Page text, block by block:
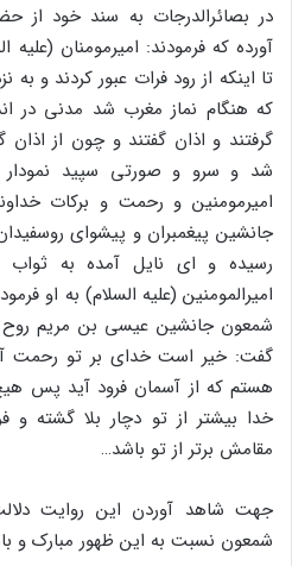
در بصائرالدرجات به سند خود از
آورده که فرمودند: امیرمومنان
تا اینکه از رود فرات عبور کردند و
که هنگام نماز مغرب شد مدنی در
گرفتند و اذان گفتند و چون از اذان
شد و سرو و صورتی سپید
امیرمومنین و رحمت و برکات
جانشین پیغمبران و پیشوای
رسیده و ای نایل آمده به
امیرالمومنین (علیه السلام) به او
شمعون جانشین عیسی بن مریم
گفت: خیر است خدای بر تو رحمت
هستم که از آسمان فرود آید پس
خدا بیشتر از تو دچار بلا گشته و
مقامش برتر از تو باشد…
جهت شاهد آوردن این روایت
شمعون نسبت به این ظهور مبارک و